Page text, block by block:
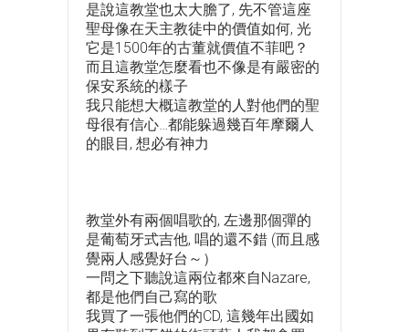
是說這教堂也太大膽了, 先不管這座
聖母像在天主教徒中的價值如何, 光
它是1500年的古董就價值不菲吧？
而且這教堂怎麼看也不像是有嚴密的
保安系統的樣子
我只能想大概這教堂的人對他們的聖
母很有信心…都能躲過幾百年摩爾人
的眼目, 想必有神力
教堂外有兩個唱歌的, 左邊那個彈的
是葡萄牙式吉他, 唱的還不錯 (而且感
覺兩人感覺好台～）
一問之下聽說這兩位都來自Nazare,
都是他們自己寫的歌
我買了一張他們的CD, 這幾年出國如